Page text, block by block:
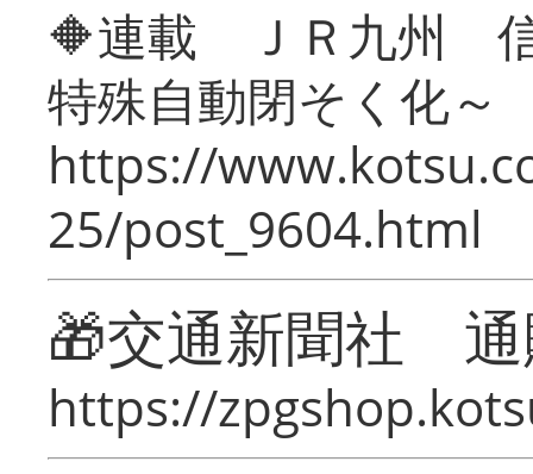
🔶連載 ＪＲ九州 信
特殊自動閉そく化～
https://
25/post_9604.html
🎁交通新聞社
https://